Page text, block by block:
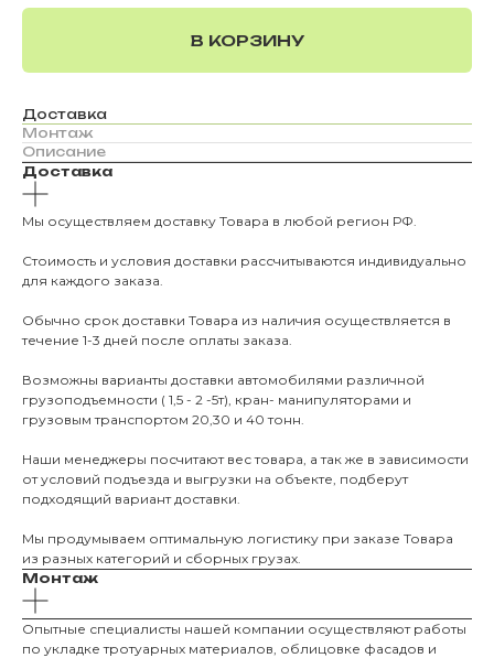
В КОРЗИНУ
Доставка
Монтаж
Описание
Доставка
Мы осуществляем доставку Товара в любой регион РФ.
Стоимость и условия доставки рассчитываются индивидуально
для каждого заказа.
Обычно срок доставки Товара из наличия осуществляется в
течение 1-3 дней после оплаты заказа.
Возможны варианты доставки автомобилями различной
грузоподъемности ( 1,5 - 2 -5т), кран- манипуляторами и
грузовым транспортом 20,30 и 40 тонн.
Наши менеджеры посчитают вес товара, а так же в зависимости
от условий подъезда и выгрузки на объекте, подберут
подходящий вариант доставки.
Мы продумываем оптимальную логистику при заказе Товара
из разных категорий и сборных грузах.
Монтаж
Опытные специалисты нашей компании осуществляют работы
по укладке тротуарных материалов, облицовке фасадов и